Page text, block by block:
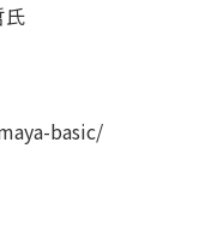
氏
basic/